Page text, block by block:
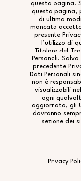
questa pagina.
questa pagina,
di ultima
mancata
presente
l’utilizzo di
Titolare del
Personali.
precedente
Dati Personali
non è
visualizzabili
ogni
aggiornato, gli
dovranno
sezione dei
Privacy